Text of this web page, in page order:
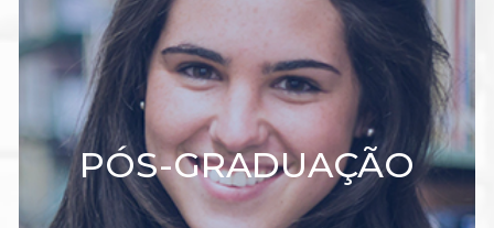
PÓS-GRADUAÇÃO